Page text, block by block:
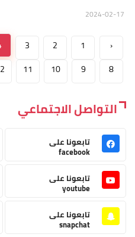
‹
1
2
3
8
9
10
11
التواصل الاجتماعي
تابعونا على
facebook
تابعونا على
youtube
تابعونا على
snapchat